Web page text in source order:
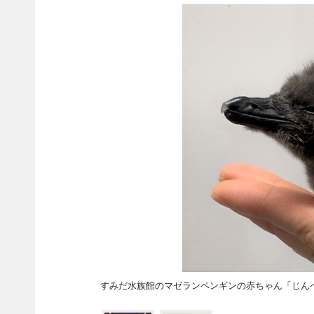
すみだ水族館のマゼランペンギンの赤ちゃん「じん